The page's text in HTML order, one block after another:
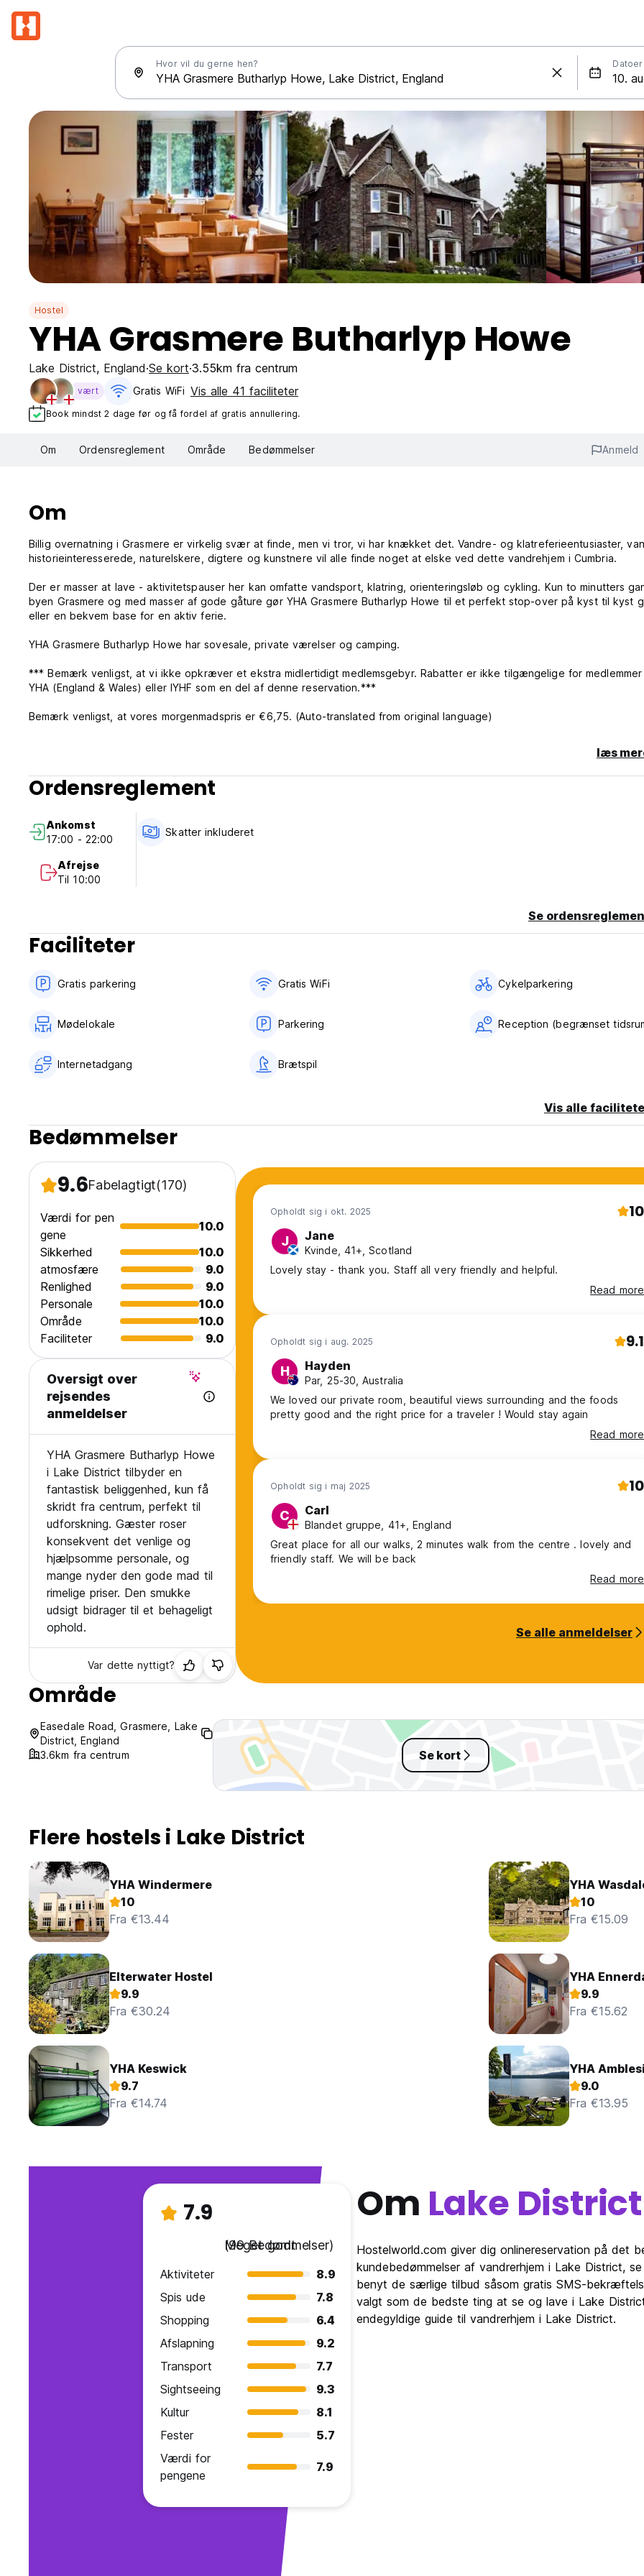
Hvor vil du gerne hen? Datoer
Hostel
YHA Grasmere Butharlyp Howe
Lake District, England Se kort 3.55km fra centrum
vært Gratis WiFi Vis alle 41 faciliteter
Book mindst 2 dage før og få fordel af gratis annullering.
Om Ordensreglement Område Bedømmelser Anmeld
Om
Billig overnatning i Grasmere er virkelig svær at finde, men vi tror, ​​vi har knækket det. Vandre- og klatreferieentusiaster,
historieinteresserede, naturelskere, digtere og kunstnere vil alle finde noget at elske ved dette vandrehjem i Cumbria.
Der er masser at lave - aktivitetspauser her kan omfatte vandsport, klatring, orienteringsløb og cykling. Kun to minutters
byen Grasmere og med masser af gode gåture gør YHA Grasmere Butharlyp Howe til et perfekt stop-over på kyst til kyst
eller en bekvem base for en aktiv ferie.
YHA Grasmere Butharlyp Howe har sovesale, private værelser og camping.
*** Bemærk venligst, at vi ikke opkræver et ekstra midlertidigt medlemsgebyr. Rabatter er ikke tilgængelige for
YHA (England & Wales) eller IYHF som en del af denne reservation.***
Bemærk venligst, at vores morgenmadspris er €6,75. (Auto-translated from original language)
læs
Ordensreglement
Ankomst
17:00 - 22:00
Afrejse
Til 10:00
Skatter inkluderet
Se
Faciliteter
Gratis parkering Gratis WiFi Cykelparkering
Mødelokale Parkering Reception (begrænset
Internetadgang Brætspil
Vis alle
Bedømmelser
9.6Fabelagtigt(170)
Værdi for pen
gene
10.0
Sikkerhed
10.0
atmosfære
9.0
Renlighed
9.0
Personale
10.0
Område
10.0
Faciliteter
9.0
Oversigt over
rejsendes
anmeldelser
YHA Grasmere Butharlyp Howe
i Lake District tilbyder en
fantastisk beliggenhed, kun få
skridt fra centrum, perfekt til
udforskning. Gæster roser
konsekvent det venlige og
hjælpsomme personale, og
mange nyder den gode mad til
rimelige priser. Den smukke
udsigt bidrager til et behageligt
ophold.
Var dette nyttigt?
Opholdt sig i okt. 2025 10
J Jane
Kvinde, 41+, Scotland
Lovely stay - thank you. Staff all very friendly and helpful.
Read more
Opholdt sig i aug. 2025 9.1
H Hayden
Par, 25-30, Australia
We loved our private room, beautiful views surrounding and the foods
pretty good and the right price for a traveler ! Would stay again
Read more
Opholdt sig i maj 2025 10
C Carl
Blandet gruppe, 41+, England
Great place for all our walks, 2 minutes walk from the centre . lovely and
friendly staff. We will be back
Read more
Se alle anmeldelser
Område
Easedale Road, Grasmere, Lake
District, England
3.6km fra centrum
Se kort
Flere hostels i Lake District
YHA Windermere
10
Fra €13.44
YHA
10
Fra €15.09
Elterwater Hostel
9.9
Fra €30.24
YHA
9.9
Fra €15.62
YHA Keswick
9.7
Fra €14.74
YHA
9.0
Fra €13.95
7.9
Meget godt
(99 Bedømmelser)
Aktiviteter
8.9
Spis ude
7.8
Shopping
6.4
Afslapning
9.2
Transport
7.7
Sightseeing
9.3
Kultur
8.1
Fester
5.7
Værdi for
pengene
7.9
Om Lake District
Hostelworld.com giver dig onlinereservation på det
kundebedømmelser af vandrerhjem i Lake District,
benyt de særlige tilbud såsom gratis SMS-
valgt som de bedste ting at se og lave i Lake
endegyldige guide til vandrerhjem i Lake District.